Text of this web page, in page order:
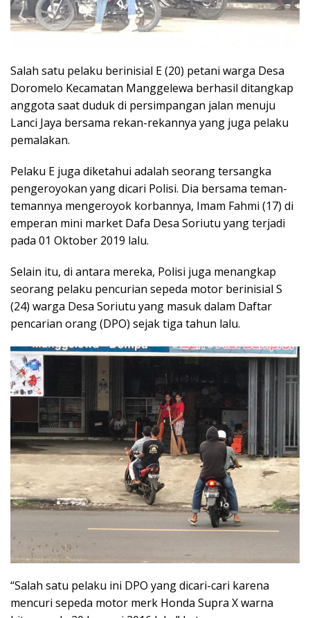
Salah satu pelaku berinisial E (20) petani warga Desa
Doromelo Kecamatan Manggelewa berhasil ditangkap
anggota saat duduk di persimpangan jalan menuju
Lanci Jaya bersama rekan-rekannya yang juga pelaku
pemalakan.
Pelaku E juga diketahui adalah seorang tersangka
pengeroyokan yang dicari Polisi. Dia bersama teman-
temannya mengeroyok korbannya, Imam Fahmi (17) di
emperan mini market Dafa Desa Soriutu yang terjadi
pada 01 Oktober 2019 lalu.
Selain itu, di antara mereka, Polisi juga menangkap
seorang pelaku pencurian sepeda motor berinisial S
(24) warga Desa Soriutu yang masuk dalam Daftar
pencarian orang (DPO) sejak tiga tahun lalu.
“Salah satu pelaku ini DPO yang dicari-cari karena
mencuri sepeda motor merk Honda Supra X warna